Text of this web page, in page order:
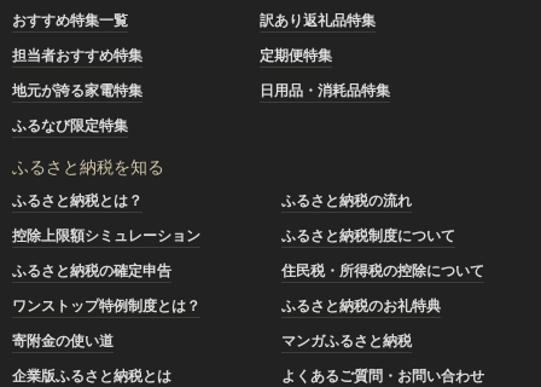
おすすめ特集一覧
訳あり返礼品特集
担当者おすすめ特集
定期便特集
地元が誇る家電特集
日用品・消耗品特集
ふるなび限定特集
ふるさと納税を知る
ふるさと納税とは？
ふるさと納税の流れ
控除上限額シミュレーション
ふるさと納税制度について
ふるさと納税の確定申告
住民税・所得税の控除について
ワンストップ特例制度とは？
ふるさと納税のお礼特典
寄附金の使い道
マンガふるさと納税
企業版ふるさと納税とは
よくあるご質問・お問い合わせ